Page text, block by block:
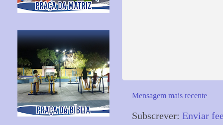
Mensagem mais recente
Subscrever: Enviar